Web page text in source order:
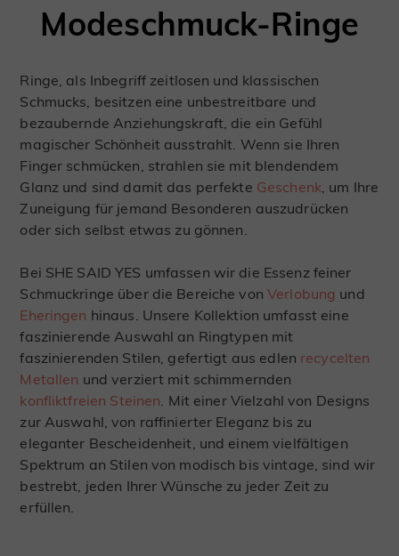
Modeschmuck-Ringe
Ringe, als Inbegriff zeitlosen und klassischen
Schmucks, besitzen eine unbestreitbare und
bezaubernde Anziehungskraft, die ein Gefühl
magischer Schönheit ausstrahlt. Wenn sie Ihren
Finger schmücken, strahlen sie mit blendendem
Glanz und sind damit das perfekte Geschenk, um Ihre
Zuneigung für jemand Besonderen auszudrücken
oder sich selbst etwas zu gönnen.
Bei SHE SAID YES umfassen wir die Essenz feiner
Schmuckringe über die Bereiche vonVerlobung und
Eheringen hinaus. Unsere Kollektion umfasst eine
faszinierende Auswahl an Ringtypen mit
faszinierenden Stilen, gefertigt aus edlen recycelten
Metallen und verziert mit schimmernden
konfliktfreien Steinen. Mit einer Vielzahl von Designs
zur Auswahl, von raffinierter Eleganz bis zu
eleganter Bescheidenheit, und einem vielfältigen
Spektrum an Stilen von modisch bis vintage, sind wir
bestrebt, jeden Ihrer Wünsche zu jeder Zeit zu
erfüllen.